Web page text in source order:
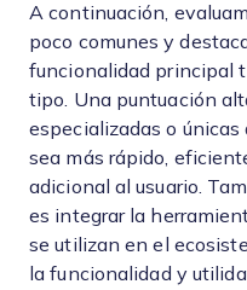
A continuación,
poco comunes y
funcionalidad principal
tipo. Una puntuación
especializadas o únicas
sea más rápido,
adicional al usuario.
es integrar la
se utilizan en el
la funcionalidad y